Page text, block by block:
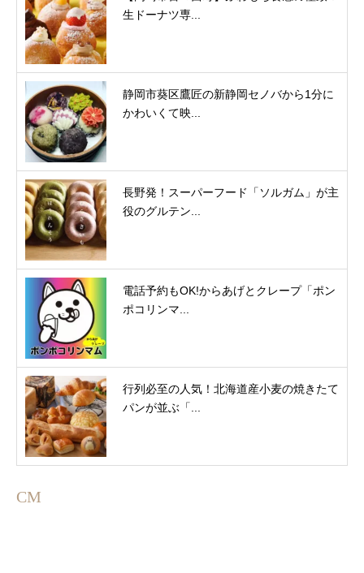
生ドーナツ専...
静岡市葵区鷹匠の新静岡セノバから1分に
かわいくて映...
長野発！スーパーフード「ソルガム」が主
役のグルテン...
電話予約もOK!からあげとクレープ「ポン
ポコリンマ...
行列必至の人気！北海道産小麦の焼きたて
パンが並ぶ「...
CM